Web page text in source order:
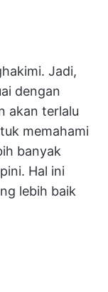
Jadi,
dengan
akan terlalu
memahami
banyak
Hal ini
lebih baik